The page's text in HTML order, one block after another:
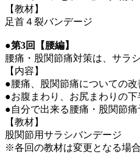
【教材】
足首４裂バンデージ
●第3回【腰編】
腰痛・股関節痛対策は、サラ
【内容】
●腰痛、股関節痛についての改
●お腹まわり、お尻まわりの下
●自分で出来る腰痛・股関節痛
【教材】
股関節用サラシバンデージ
※各回の教材は変更となる場